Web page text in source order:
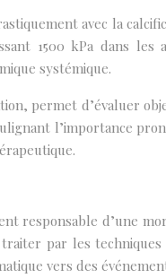
avec la
1500 kPa dans les
systémique.
permet d’évaluer
l’importance
responsable d’une
par les techniques
vers des